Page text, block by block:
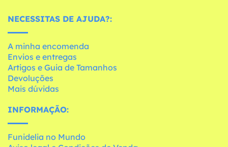
NECESSITAS DE AJUDA?:
A minha encomenda
Envios e entregas
Artigos e Guia de Tamanhos
Devoluções
Mais dúvidas
INFORMAÇÃO:
Funidelia no Mundo